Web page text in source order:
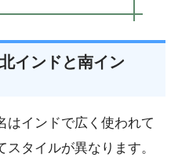
インドと南イン
はインドで広く使われて
タイルが異なります。